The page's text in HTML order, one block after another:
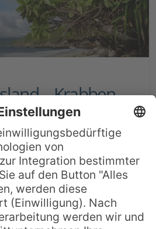
– Krabben
auf der
– Christmas Island –
Ozean und ist ein
und Naturliebhaber.